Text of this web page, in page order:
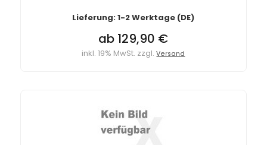
Lieferung: 1-2 Werktage (DE)
ab 129,90 €
inkl. 19% MwSt. zzgl.Versand